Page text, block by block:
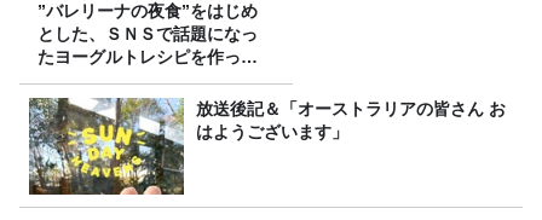
”バレリーナの夜食”をはじめ
とした、ＳＮＳで話題になっ
たヨーグルトレシピを作って
みた！
放送後記＆「オーストラリアの皆さん お
はようございます」